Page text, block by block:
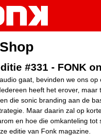
#331 - FONK
gaat, bevinden we ons op
heeft het erover, maar
die sonic branding aan de
Maar daarin zal op
en hoe die omkanteling tot
editie van Fonk magazine.